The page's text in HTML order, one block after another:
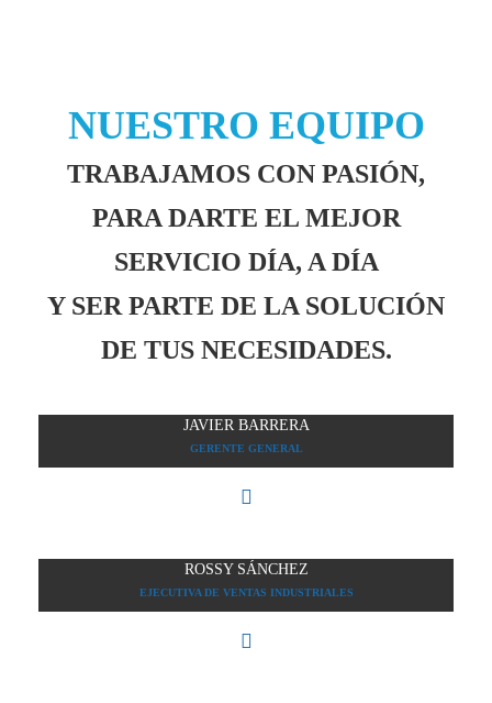
NUESTRO EQUIPO
TRABAJAMOS CON PASIÓN,
PARA DARTE EL MEJOR
SERVICIO DÍA, A DÍA
Y SER PARTE DE LA SOLUCIÓN
DE TUS NECESIDADES.
JAVIER BARRERA
GERENTE GENERAL
ROSSY SÁNCHEZ
EJECUTIVA DE VENTAS INDUSTRIALES